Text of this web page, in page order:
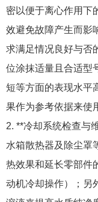
密以便于离心作用下
效避免故障产生而影
求满足情况良好与否
位涂抹适量且合适型
短等方面的表现水平
果作为参考依据来使
2. **冷却系统检查与
水箱散热器及除尘罩
热效果和延长零部件
动机冷却操作）；另